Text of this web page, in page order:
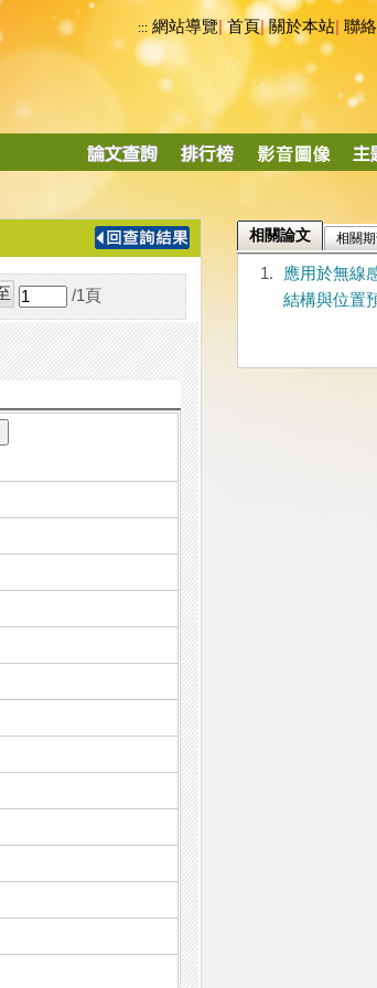
::: 網站導覽|首頁|關於本站 聯
導
/1 頁
相關論文 相關期
1.
應用於無線
結構與位置